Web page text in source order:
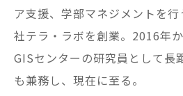
ア支援、学部マネジメントを
社テラ・ラボを創業。2016年
GISセンターの研究員として長
も兼務し、現在に至る。